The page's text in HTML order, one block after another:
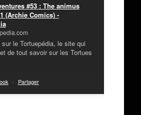
#53 : The animus
(Archie Comics) -
sur le Tortuepédia, le site qui
de tout savoir sur les Tortues
· Partager